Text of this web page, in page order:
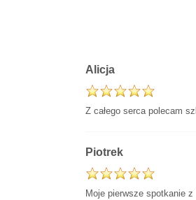
Alicja
Z całego serca polecam
Piotrek
Moje pierwsze spotkanie